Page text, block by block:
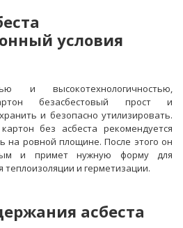
условия
и высокотехнологичностью,
безасбестовый прост и
и безопасно утилизировать.
без асбеста рекомендуется
на ровной площине. После этого он
и примет нужную форму для
и герметизации.
асбеста